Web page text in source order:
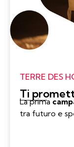
TERRE DES
Ti
La prima
tra futuro e